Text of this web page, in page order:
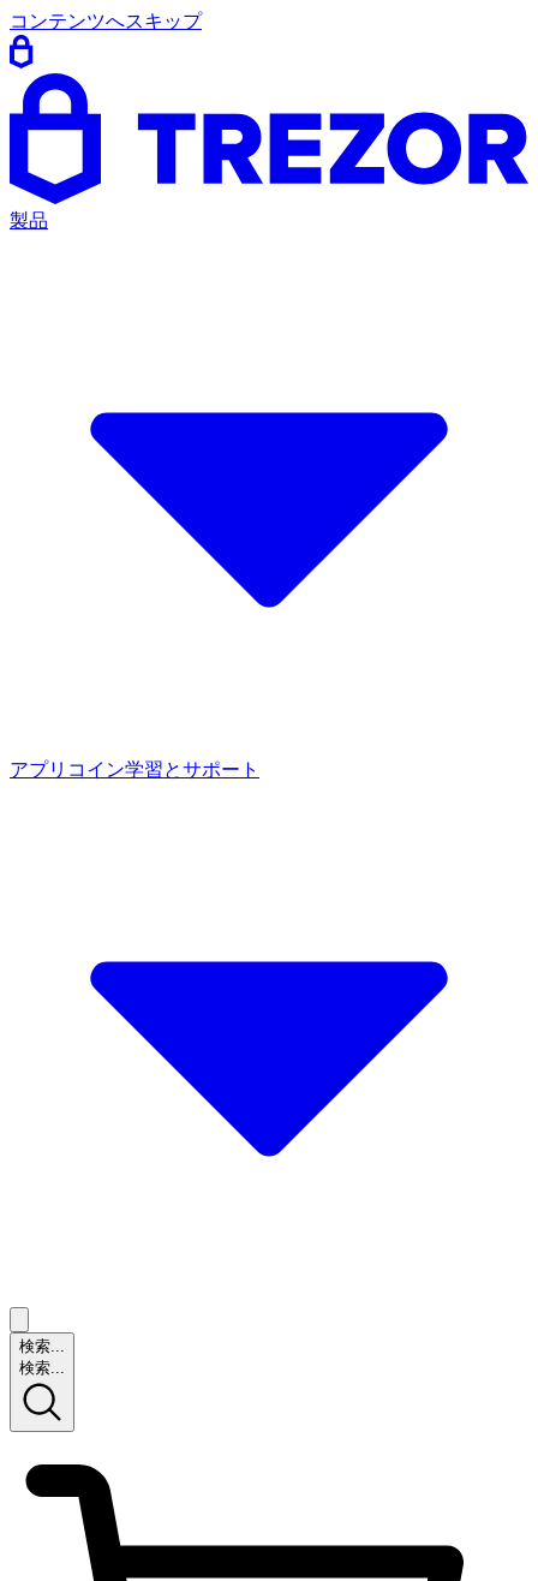
コンテンツへスキップ
製品
アプリ コイン学習とサポート
検索...
検索...